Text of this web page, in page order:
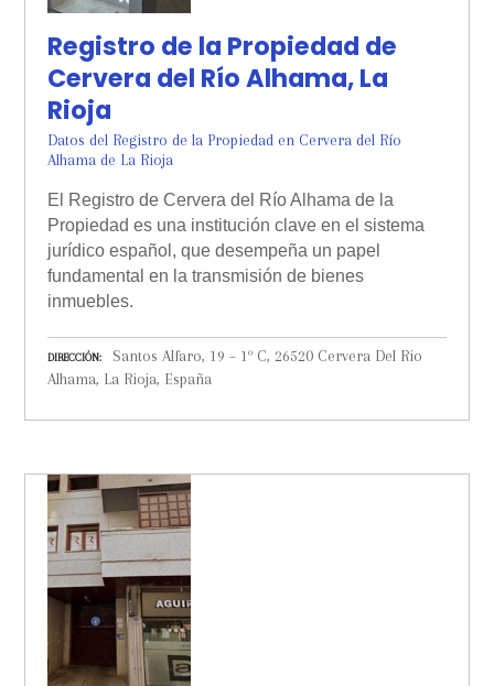
Registro de la Propiedad de
Cervera del Río Alhama, La
Rioja
Datos del Registro de la Propiedad en Cervera del Río
Alhama de La Rioja
El Registro de Cervera del Río Alhama de la
Propiedad es una institución clave en el sistema
jurídico español, que desempeña un papel
fundamental en la transmisión de bienes
inmuebles.
DIRECCIÓN
Santos Alfaro, 19 – 1º C, 26520 Cervera Del Rio
Alhama, La Rioja, España